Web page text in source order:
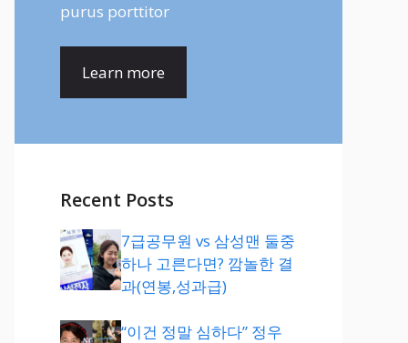
purus porttitor
Learn more
Recent Posts
7급공무원 vs 삼성맨 둘중
하나 고른다면? 깜놀한 결
과(연봉,성과급)
“이건 정말 심하다” 정우